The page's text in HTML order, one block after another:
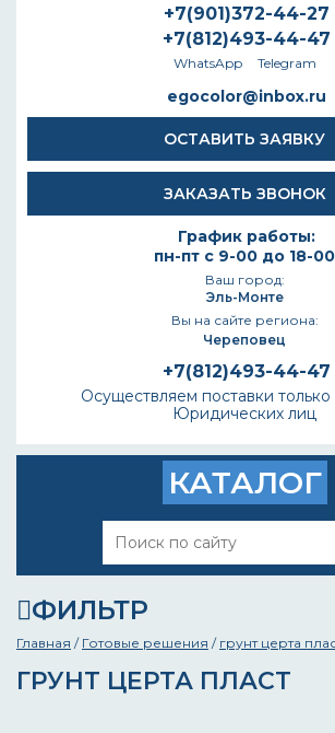
+7(901)372-44-27
+7(812)493-44-47
WhatsApp Telegram
egocolor@inbox.ru
ОСТАВИТЬ ЗАЯВКУ
ЗАКАЗАТЬ ЗВОНОК
График работы:
пн-пт с 9-00 до 18-00
Ваш город:
Эль-Монте
Вы на сайте региона:
Череповец
+7(812)493-44-47
Осуществляем поставки
Юридических лиц
КАТАЛОГ
ФИЛЬТР
Главная / Готовые решения / грунт церта
ГРУНТ ЦЕРТА ПЛАСТ